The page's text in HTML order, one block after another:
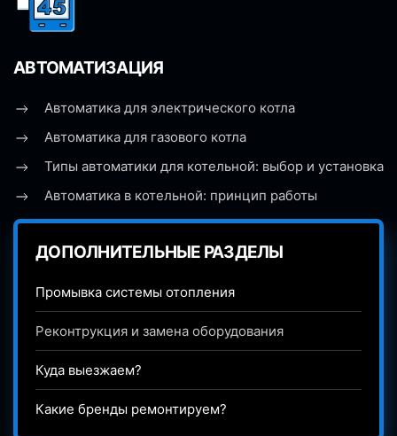
АВТОМАТИЗАЦИЯ
Автоматика для электрического котла
Автоматика для газового котла
Типы автоматики для котельной: выбор и установка
Автоматика в котельной: принцип работы
ДОПОЛНИТЕЛЬНЫЕ РАЗДЕЛЫ
Промывка системы отопления
Реконтрукция и замена оборудования
Куда выезжаем?
Какие бренды ремонтируем?